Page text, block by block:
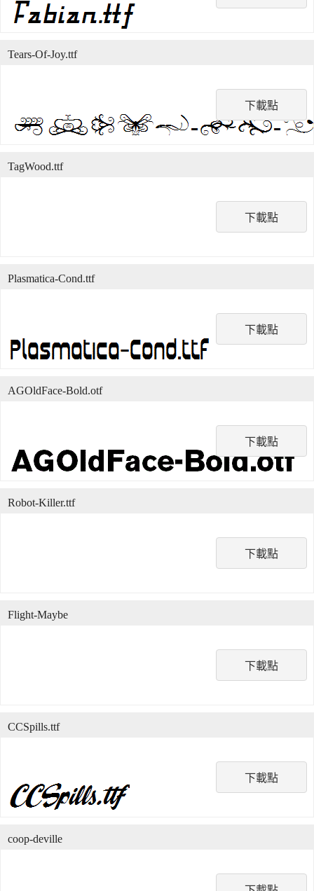
下載點
Tears-Of-Joy.ttf
下載點
TagWood.ttf
下載點
Plasmatica-Cond.ttf
下載點
AGOldFace-Bold.otf
下載點
Robot-Killer.ttf
下載點
Flight-Maybe
下載點
CCSpills.ttf
coop-deville